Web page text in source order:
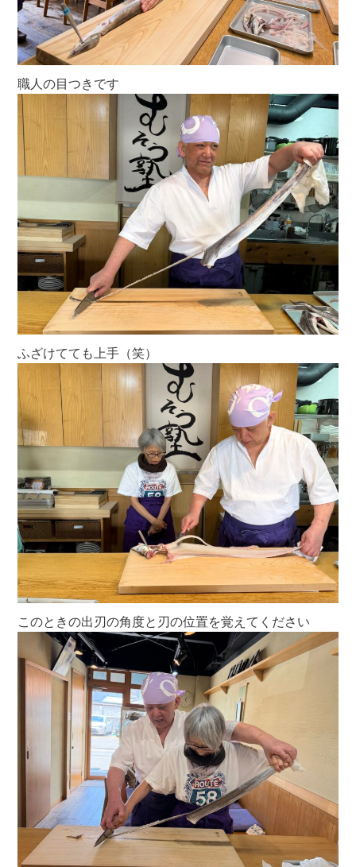
職人の目つきです
ふざけてても上手（笑）
このときの出刃の角度と刃の位置を覚えてください